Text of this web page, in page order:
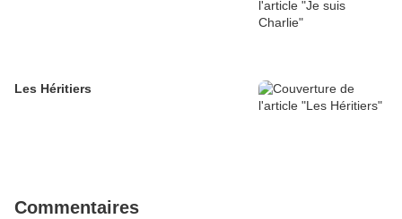
Les Héritiers
Commentaires